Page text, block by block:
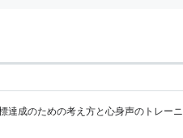
達成のための考え方と心身声のトレー